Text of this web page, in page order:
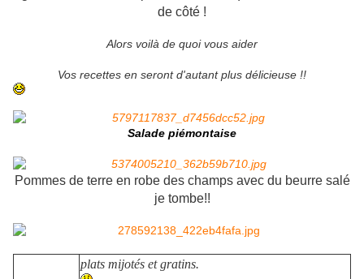
de côté !
Alors voilà de quoi vous aider
Vos recettes en seront d'autant plus délicieuse !!
Salade piémontaise
Pommes de terre en robe des champs avec du beurre salé
je tombe!!
plats mijotés et gratins.